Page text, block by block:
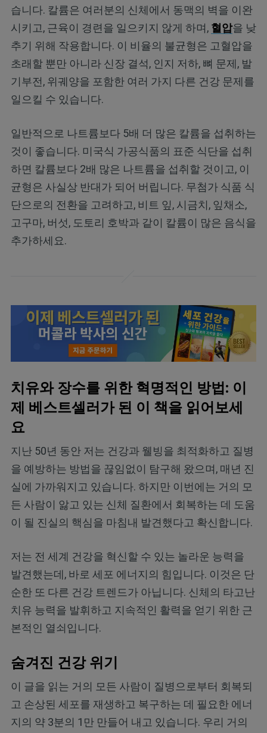
습니다. 칼륨은 여러분의 신체에서 동맥의 벽을 이완
시키고, 근육이 경련을 일으키지 않게 하며, 혈압을 낮
추기 위해 작용합니다. 이 비율의 불균형은 고혈압을
초래할 뿐만 아니라 신장 결석, 인지 저하, 뼈 문제, 발
기부전, 위궤양을 포함한 여러 가지 다른 건강 문제를
일으킬 수 있습니다.
일반적으로 나트륨보다 5배 더 많은 칼륨을 섭취하는
것이 좋습니다. 미국식 가공식품의 표준 식단을 섭취
하면 칼륨보다 2배 많은 나트륨을 섭취할 것이고, 이
균형은 사실상 반대가 되어 버립니다. 무첨가 식품 식
단으로의 전환을 고려하고, 비트 잎, 시금치, 잎채소,
고구마, 버섯, 도토리 호박과 같이 칼륨이 많은 음식을
추가하세요.
치유와 장수를 위한 혁명적인 방법: 이
제 베스트셀러가 된 이 책을 읽어보세
요
지난 50년 동안 저는 건강과 웰빙을 최적화하고 질병
을 예방하는 방법을 끊임없이 탐구해 왔으며, 매년 진
실에 가까워지고 있습니다. 하지만 이번에는 거의 모
든 사람이 앓고 있는 신체 질환에서 회복하는 데 도움
이 될 진실의 핵심을 마침내 발견했다고 확신합니다.
저는 전 세계 건강을 혁신할 수 있는 놀라운 능력을
발견했는데, 바로 세포 에너지의 힘입니다. 이것은 단
순한 또 다른 건강 트렌드가 아닙니다. 신체의 타고난
치유 능력을 발휘하고 지속적인 활력을 얻기 위한 근
본적인 열쇠입니다.
숨겨진 건강 위기
이 글을 읽는 거의 모든 사람이 질병으로부터 회복되
고 손상된 세포를 재생하고 복구하는 데 필요한 에너
지의 약 3분의 1만 만들어 내고 있습니다. 우리 거의